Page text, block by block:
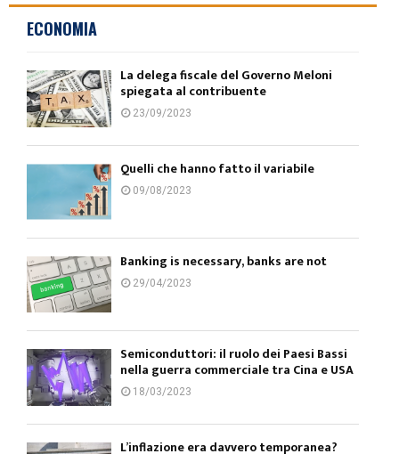
ECONOMIA
La delega fiscale del Governo Meloni
spiegata al contribuente
23/09/2023
Quelli che hanno fatto il variabile
09/08/2023
Banking is necessary, banks are not
29/04/2023
Semiconduttori: il ruolo dei Paesi Bassi
nella guerra commerciale tra Cina e USA
18/03/2023
L’inflazione era davvero temporanea?